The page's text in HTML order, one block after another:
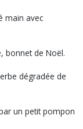
main avec
bonnet de Noël.
dégradée de
un petit pompon